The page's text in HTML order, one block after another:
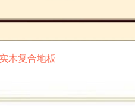
木复合地板